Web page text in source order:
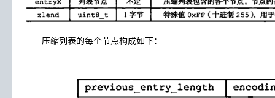
压缩列表的每个节点构成如下：